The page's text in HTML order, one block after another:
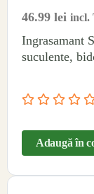
46.99 lei incl.
Ingrasamant
suculente,
Adaugă în